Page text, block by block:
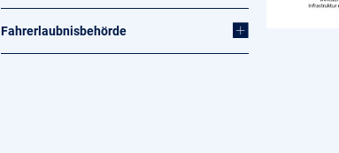
Fahrerlaubnisbehörde